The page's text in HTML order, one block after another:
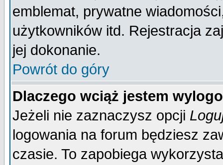
emblemat, prywatne
użytkowników itd. Rejestracja
jej dokonanie.
Powrót do góry
Dlaczego wciąż jestem
Jeżeli nie zaznaczysz opcji
logowania na forum będziesz
czasie. To zapobiega